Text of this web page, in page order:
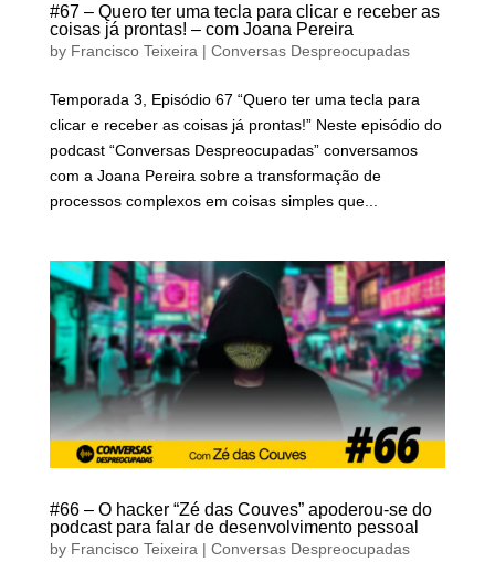
#67 – Quero ter uma tecla para clicar e receber as
coisas já prontas! – com Joana Pereira
by Francisco Teixeira | Conversas Despreocupadas
Temporada 3, Episódio 67 “Quero ter uma tecla para
clicar e receber as coisas já prontas!” Neste episódio do
podcast “Conversas Despreocupadas” conversamos
com a Joana Pereira sobre a transformação de
processos complexos em coisas simples que...
#66 – O hacker “Zé das Couves” apoderou-se do
podcast para falar de desenvolvimento pessoal
by Francisco Teixeira | Conversas Despreocupadas